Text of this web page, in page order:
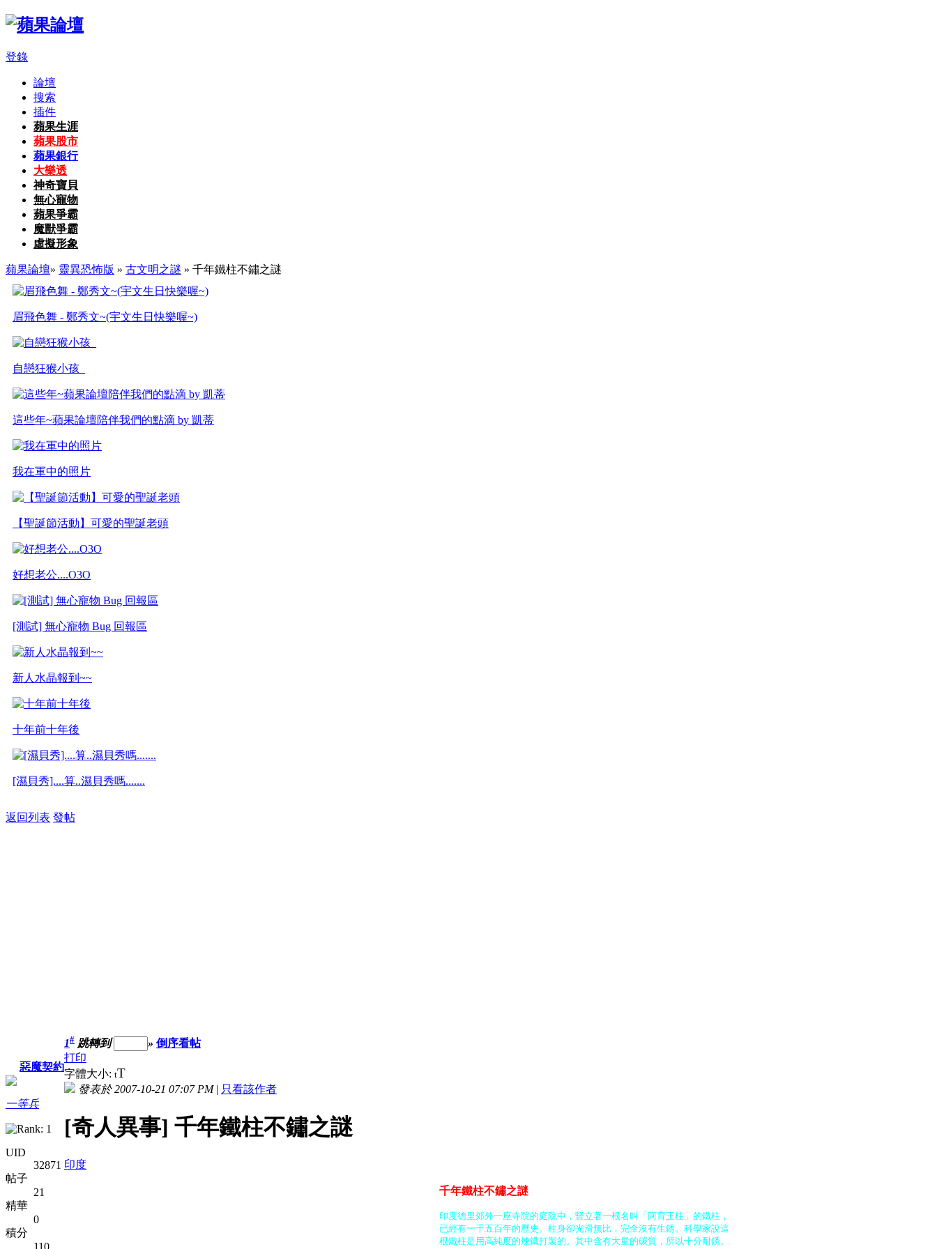
登錄
論壇
搜索
插件
蘋果生涯
蘋果股市
蘋果銀行
大樂透
神奇寶貝
無心寵物
蘋果爭霸
魔獸爭霸
虛擬形象
蘋果論壇» 靈異恐怖版 » 古文明之謎 » 千年鐵柱不鏽之謎
眉飛色舞 - 鄭秀文~(宇文生日快樂喔~)
自戀狂猴小孩_
這些年~蘋果論壇陪伴我們的點滴 by 凱蒂
我在軍中的照片
【聖誕節活動】可愛的聖誕老頭
好想老公....O3O
[測試] 無心寵物 Bug 回報區
新人水晶報到~~
十年前十年後
[濕貝秀]....算..濕貝秀嗎.......
返回列表 發帖
惡魔契約
一等兵
UID
32871
帖子
21
精華
0
積分
110
1# 跳轉到 » 倒序看帖
打印
字體大小: tT
發表於 2007-10-21 07:07 PM| 只看該作者
[奇人異事] 千年鐵柱不鏽之謎
印度
千年鐵柱不鏽之謎
印度德里郊外一座寺院的庭院中，豎立著一根名叫「阿育王柱」的鐵柱，
已經有一千五百年的歷史。柱身卻光滑無比，完全沒有生銹。科學家說這
根鐵柱是用高純度的煉鐵打製的。其中含有大量的碳質，所以十分耐銹。